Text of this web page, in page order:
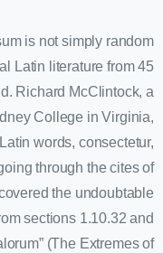
is not simply random
Latin literature from 45
Richard McClintock, a
College in Virginia,
words, consectetur,
through the cites of
the undoubtable
sections 1.10.32 and
(The Extremes of